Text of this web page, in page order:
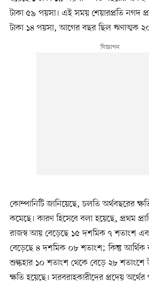
টাকা ৫৯ পয়সা। এই সময় শেয়ারপ্রতি নগদ
টাকা ১৪ পয়সা, আগের বছর ছিল ঋণাত্মক
কোম্পানিটি জানিয়েছে, চলতি অর্থবছরের
কমেছে। কারণ হিসেবে বলা হয়েছে, প্রথম
রাজস্ব আয় বেড়েছে ১৫ দশমিক ৭ শতাংশ
বেড়েছে ৪ দশমিক ০৮ শতাংশ; কিন্তু আর্থিক
শুল্কহার ১০ শতাংশ থেকে বেড়ে ২৮ শতাংশে
ক্ষতি হয়েছে। সরবরাহকারীদের প্রদেয়